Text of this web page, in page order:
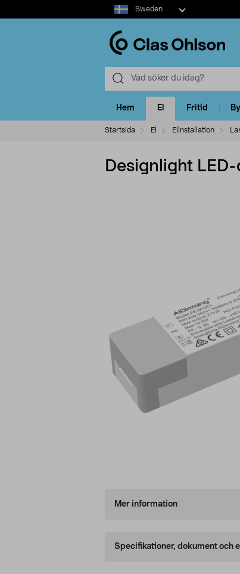
Select
market
Sweden
Hem El Fritid
Startsida El Elinstallation
Designlight
Mer information
Specifikationer, dokument och